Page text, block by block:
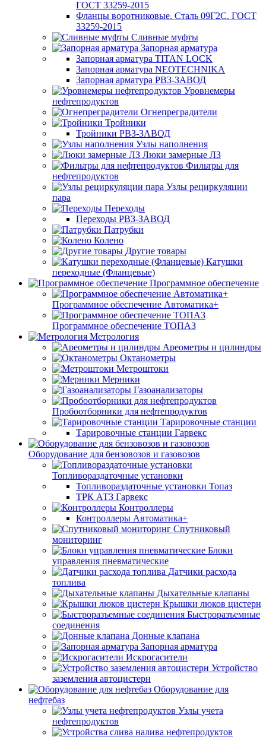
ГОСТ 33259-2015
Фланцы воротниковые. Сталь 09Г2С. ГОСТ
33259-2015
Сливные муфты
Запорная арматура
Запорная арматура TITAN LOCK
Запорная арматура NEOTECHNIKA
Запорная арматура РВЗ-ЗАВОД
Уровнемеры
нефтепродуктов
Огнепреградители
Тройники
Тройники РВЗ-ЗАВОД
Узлы наполнения
Люки замерные ЛЗ
Фильтры для
нефтепродуктов
Узлы рециркуляции
пара
Переходы
Переходы РВЗ-ЗАВОД
Патрубки
Колено
Другие товары
Катушки
переходные (Фланцевые)
Программное обеспечение
Программное обеспечение Автоматика+
Программное обеспечение ТОПАЗ
Метрология
Ареометры и цилиндры
Октанометры
Метроштоки
Мерники
Газоанализаторы
Пробоотборники для нефтепродуктов
Тарировочные станции
Тарировочные станции Гарвекс
Оборудование для бензовозов и газовозов
Топливораздаточные установки
Топливораздаточные установки Топаз
ТРК АТЗ Гарвекс
Контроллеры
Контроллеры Автоматика+
Спутниковый
мониторинг
Блоки
управления пневматические
Датчики расхода
топлива
Дыхательные клапаны
Крышки люков цистерн
Быстроразъемные
соединения
Донные клапана
Запорная арматура
Искрогасители
Устройство
заземления автоцистерн
Оборудование для
нефтебаз
Узлы учета
нефтепродуктов